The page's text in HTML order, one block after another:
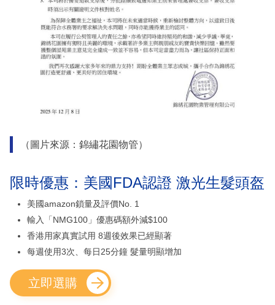
（圖片來源：錦繡花園物管）
限時優惠：美國FDA認證 激光生髮頭盔
美國amazon鎖量及評價No. 1
輸入「NMG100」優惠碼額外減$100
香港用家真實試用 8週後效果已經顯著
每週使用3次、每日25分鐘 髮量明顯增加
立即選購